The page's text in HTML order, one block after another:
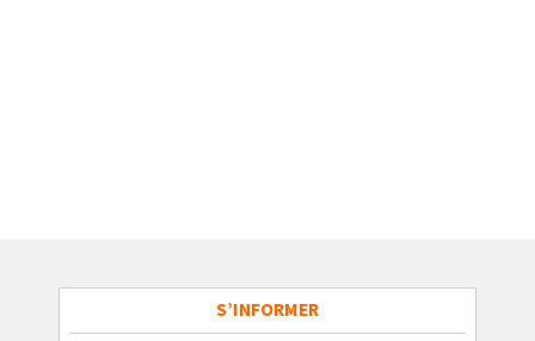
S’INFORMER